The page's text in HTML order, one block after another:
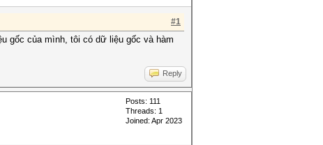
#1
gốc của mình, tôi có dữ liệu gốc và hàm
Reply
Posts: 111
Threads: 1
Joined: Apr 2023